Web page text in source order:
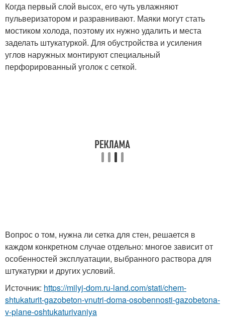
Когда первый слой высох, его чуть увлажняют
пульверизатором и разравнивают. Маяки могут стать
мостиком холода, поэтому их нужно удалить и места
заделать штукатуркой. Для обустройства и усиления
углов наружных монтируют специальный
перфорированный уголок с сеткой.
Вопрос о том, нужна ли сетка для стен, решается в
каждом конкретном случае отдельно: многое зависит от
особенностей эксплуатации, выбранного раствора для
штукатурки и других условий.
Источник: https://milyj-dom.ru-land.com/stati/chem-
shtukaturit-gazobeton-vnutri-doma-osobennosti-gazobetona-
v-plane-oshtukaturivaniya